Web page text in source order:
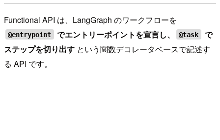
Functional API は、LangGraph のワークフローを
@entrypoint でエントリーポイントを宣言し、 @task
で
ステップを切り出す という関数デコレータベースで記述す
る API です。